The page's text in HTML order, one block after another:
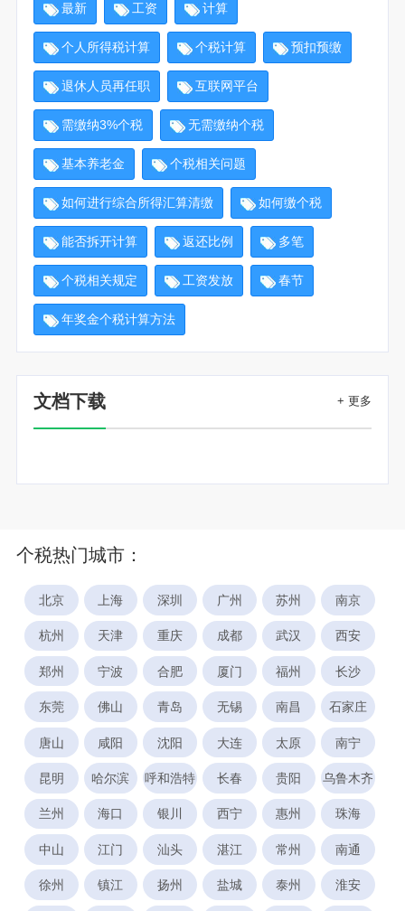
最新 工资 计算
个人所得税计算 个税计算 预扣预缴
退休人员再任职 互联网平台
需缴纳3%个税 无需缴纳个税
基本养老金 个税相关问题
如何进行综合所得汇算清缴 如何缴个税
能否拆开计算 返还比例 多笔
个税相关规定 工资发放 春节
年奖金个税计算方法
文档下载 + 更多
个税热门城市：
北京 上海 深圳 广州 苏州 南京
杭州 天津 重庆 成都 武汉 西安
郑州 宁波 合肥 厦门 福州 长沙
东莞 佛山 青岛 无锡 南昌 石家庄
唐山 咸阳 沈阳 大连 太原 南宁
昆明 哈尔滨 呼和浩特 长春 贵阳 乌鲁木齐
兰州 海口 银川 西宁 惠州 珠海
中山 江门 汕头 湛江 常州 南通
徐州 镇江 扬州 盐城 泰州 淮安